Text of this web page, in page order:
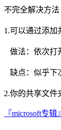
不完全解决方法
1.可以通过添加
做法：依次打
缺点：似乎下
2.你的共享文件
『microsoft专辑